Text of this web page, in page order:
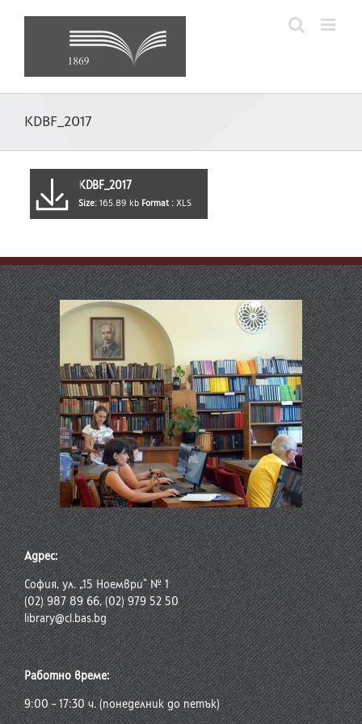
KDBF_2017
KDBF_2017
Size: 165.89 kb Format : XLS
Адрес:
София, ул. „15 Ноември“ № 1
(02) 987 89 66, (02) 979 52 50
library@cl.bas.bg
Работно време:
9:00 – 17:30 ч. (понеделник до петък)